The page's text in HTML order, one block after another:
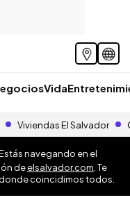
Vida
Viviendas El Salvador
navegando en el
deelsalvador.com . Te
coincidimos todos.